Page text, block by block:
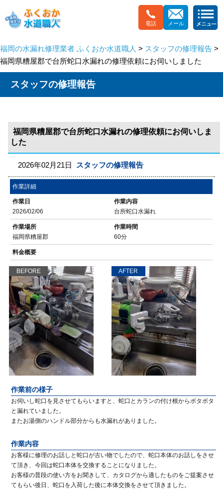
電話 メール
福岡の水漏れ修理業者 ふくおか水道職人 > スタッフの修理報告 >
福岡県糟屋郡で台所蛇口水漏れの修理依頼にお伺いしました
スタッフの修理報告
福岡県糟屋郡で台所蛇口水漏れの修理依頼にお伺いしま
した
2026年02月21日 スタッフの修理報告
作業詳細
作業日
2026/02/06
作業内容
台所蛇口水漏れ
作業場所
福岡県糟屋郡
作業時間
60分
料金概要
BEFORE AFTER
作業前の様子
お伺いし蛇口を見させてもらいますと、蛇口とカランの付け根からボタボタ
と漏れていました。
またお湯側のハンドル部分からも水漏れがありました。
作業内容
お客様に修理のお話しと蛇口が古い物でしたので、蛇口本体のお話しをさせ
て頂き、今回は蛇口本体を交換することになりました。
お客様の普段の使い方をお聞きして、カタログから適したものをご提案させ
てもらい後日、蛇口を入荷した後に本体交換をさせて頂きました。